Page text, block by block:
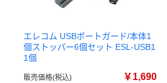
エレコム USBポートガード/本体1
個ストッパー6個セット ESL-USB1
1個
販売価格(税込) ￥1,690